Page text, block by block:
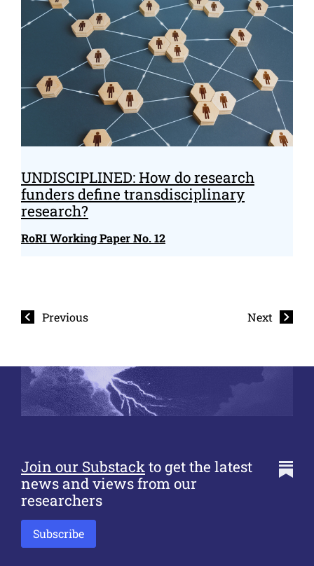
UNDISCIPLINED: How do research
funders define transdisciplinary
research?
RoRI Working Paper No. 12
Previous Next
Join our Substackto get the latest
news and views from our
researchers
Subscribe